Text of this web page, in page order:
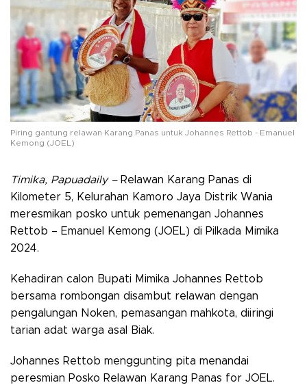
Piring gantung relawan Karang Panas untuk Johannes Rettob - Emanuel
Kemong (JOEL)
Timika, Papuadaily – Relawan Karang Panas di
Kilometer 5, Kelurahan Kamoro Jaya Distrik Wania
meresmikan posko untuk pemenangan Johannes
Rettob – Emanuel Kemong (JOEL) di Pilkada Mimika
2024.
Kehadiran calon Bupati Mimika Johannes Rettob
bersama rombongan disambut relawan dengan
pengalungan Noken, pemasangan mahkota, diiringi
tarian adat warga asal Biak.
Johannes Rettob menggunting pita menandai
peresmian Posko Relawan Karang Panas for JOEL.